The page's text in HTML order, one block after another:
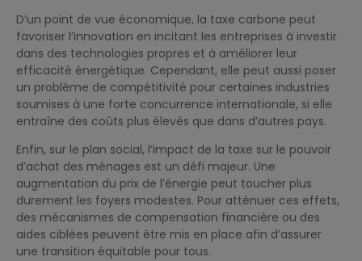
D’un point de vue économique, la taxe carbone peut
favoriser l’innovation en incitant les entreprises à investir
dans des technologies propres et à améliorer leur
efficacité énergétique. Cependant, elle peut aussi poser
un problème de compétitivité pour certaines industries
soumises à une forte concurrence internationale, si elle
entraîne des coûts plus élevés que dans d’autres pays.
Enfin, sur le plan social, l’impact de la taxe sur le pouvoir
d’achat des ménages est un défi majeur. Une
augmentation du prix de l’énergie peut toucher plus
durement les foyers modestes. Pour atténuer ces effets,
des mécanismes de compensation financière ou des
aides ciblées peuvent être mis en place afin d’assurer
une transition équitable pour tous.